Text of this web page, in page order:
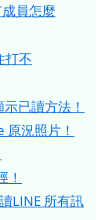
員怎麼
打不
已讀方法！
原況照片！
！
LINE 所有訊